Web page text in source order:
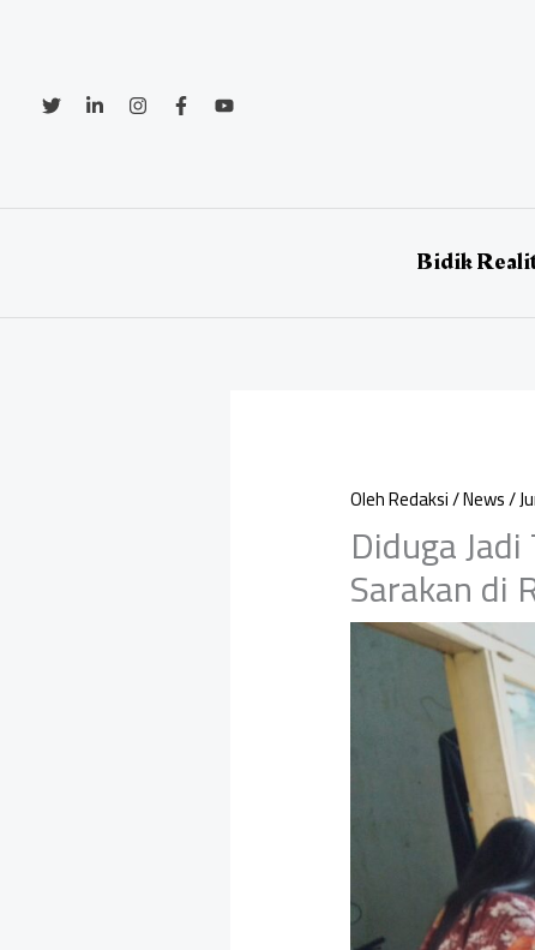
Bidik
OlehRedaksi/News/
Diduga
Sarakan di